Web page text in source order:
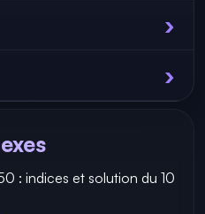
: indices et solution du 10